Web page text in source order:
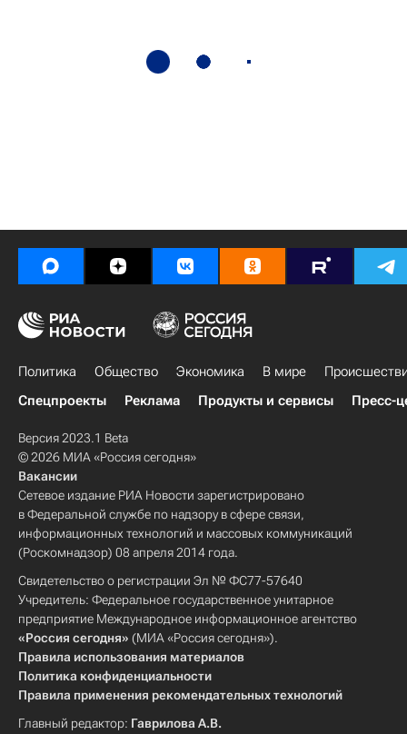
Политика Общество Экономика В мире
Спецпроекты
Реклама Продукты и сервисы Пресс-
Версия 2023.1 Beta
© 2026 МИА «Россия сегодня»
Вакансии
Сетевое издание РИА Новости зарегистрировано
в Федеральной службе по надзору в сфере связи,
информационных технологий и массовых коммуникаций
(Роскомнадзор) 08 апреля 2014 года.
Свидетельство о регистрации Эл № ФС77-57640
Учредитель: Федеральное государственное унитарное
предприятие Международное информационное агентство
«Россия сегодня» (МИА «Россия сегодня»).
Правила использования материалов
Политика конфиденциальности
Правила применения рекомендательных технологий
Главный редактор: Гаврилова А.В.